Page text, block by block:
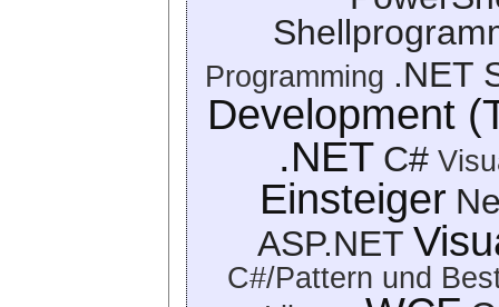
Programming .NET
Development
.NET C#
Einsteiger
ASP.NET
C#/Pattern und